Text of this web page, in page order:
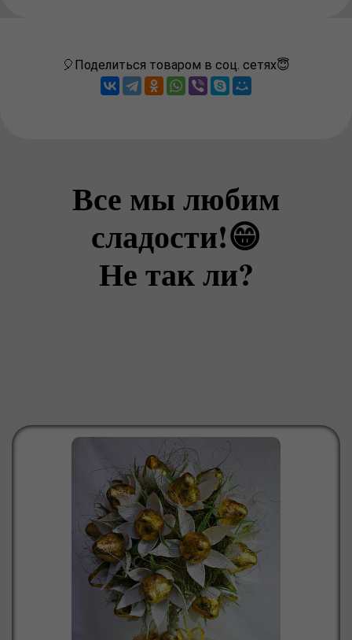
🎈Поделиться товаром в соц. сетях😇
Все мы любим
сладости!😁
Не так ли?